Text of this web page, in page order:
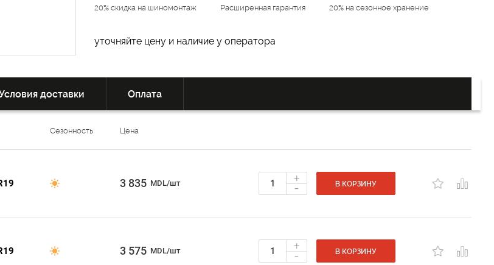
20% скидка на шиномонтаж Расширенная гарантия 20% на сезонное хранение
уточняйте цену и наличие у оператора
доставки Оплата
Сезонность Цена
3 835 MDL/шт +
- В КОРЗИНУ
3 575 MDL/шт +
- В КОРЗИНУ